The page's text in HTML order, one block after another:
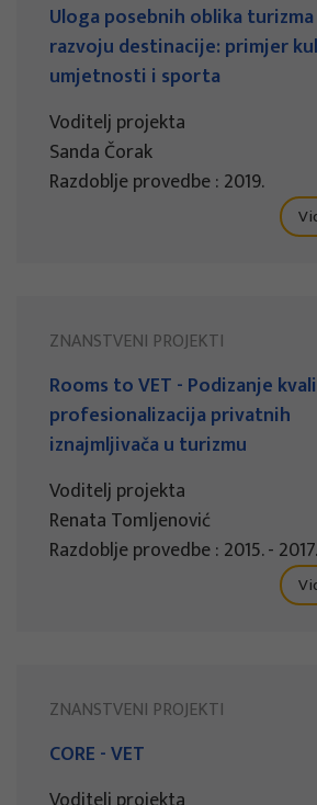
Uloga posebnih oblika
razvoju destinacije: primjer
umjetnosti i sporta
Voditelj projekta
Sanda Čorak
Razdoblje provedbe : 2019.
ZNANSTVENI PROJEKTI
Rooms to VET - Podizanje
profesionalizacija privatnih
iznajmljivača u turizmu
Voditelj projekta
Renata Tomljenović
Razdoblje provedbe : 2015. - 2017.
ZNANSTVENI PROJEKTI
CORE - VET